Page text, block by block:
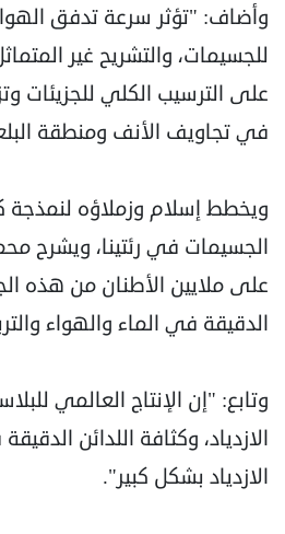
وأضاف: "تؤثر سرعة تدفق
للجسيمات، والتشريح غير
على الترسيب الكلي للجزيئات
في تجاويف الأنف ومنطقة
ويخطط إسلام وزملاؤه لنمذجة
الجسيمات في رئتينا، ويشرح
على ملايين الأطنان من هذه
الدقيقة في الماء والهواء
وتابع: "إن الإنتاج العالمي
الازدياد، وكثافة اللدائن
الازدياد بشكل كبير".